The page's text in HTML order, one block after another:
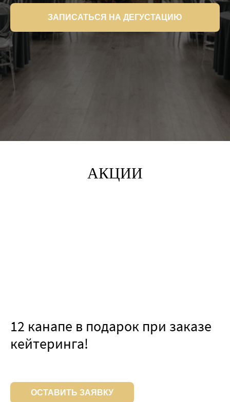
ЗАПИСАТЬСЯ НА ДЕГУСТАЦИЮ
АКЦИИ
12 канапе в подарок при заказе
кейтеринга!
ОСТАВИТЬ ЗАЯВКУ